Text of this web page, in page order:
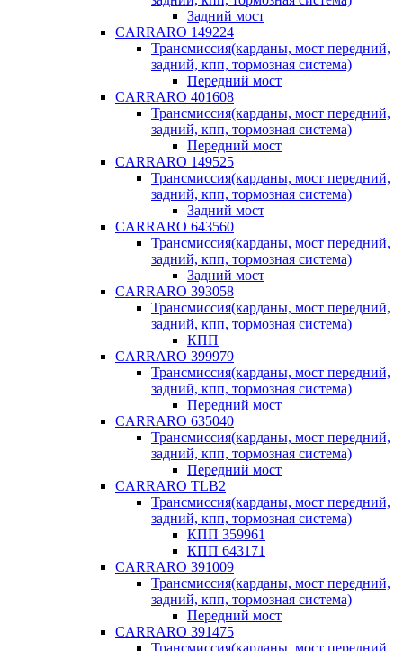
Задний мост
CARRARO 149224
Трансмиссия(карданы, мост передний,
задний, кпп, тормозная система)
Передний мост
CARRARO 401608
Трансмиссия(карданы, мост передний,
задний, кпп, тормозная система)
Передний мост
CARRARO 149525
Трансмиссия(карданы, мост передний,
задний, кпп, тормозная система)
Задний мост
CARRARO 643560
Трансмиссия(карданы, мост передний,
задний, кпп, тормозная система)
Задний мост
CARRARO 393058
Трансмиссия(карданы, мост передний,
задний, кпп, тормозная система)
КПП
CARRARO 399979
Трансмиссия(карданы, мост передний,
задний, кпп, тормозная система)
Передний мост
CARRARO 635040
Трансмиссия(карданы, мост передний,
задний, кпп, тормозная система)
Передний мост
CARRARO TLB2
Трансмиссия(карданы, мост передний,
задний, кпп, тормозная система)
КПП 359961
КПП 643171
CARRARO 391009
Трансмиссия(карданы, мост передний,
задний, кпп, тормозная система)
Передний мост
CARRARO 391475
Трансмиссия(карданы, мост передний,